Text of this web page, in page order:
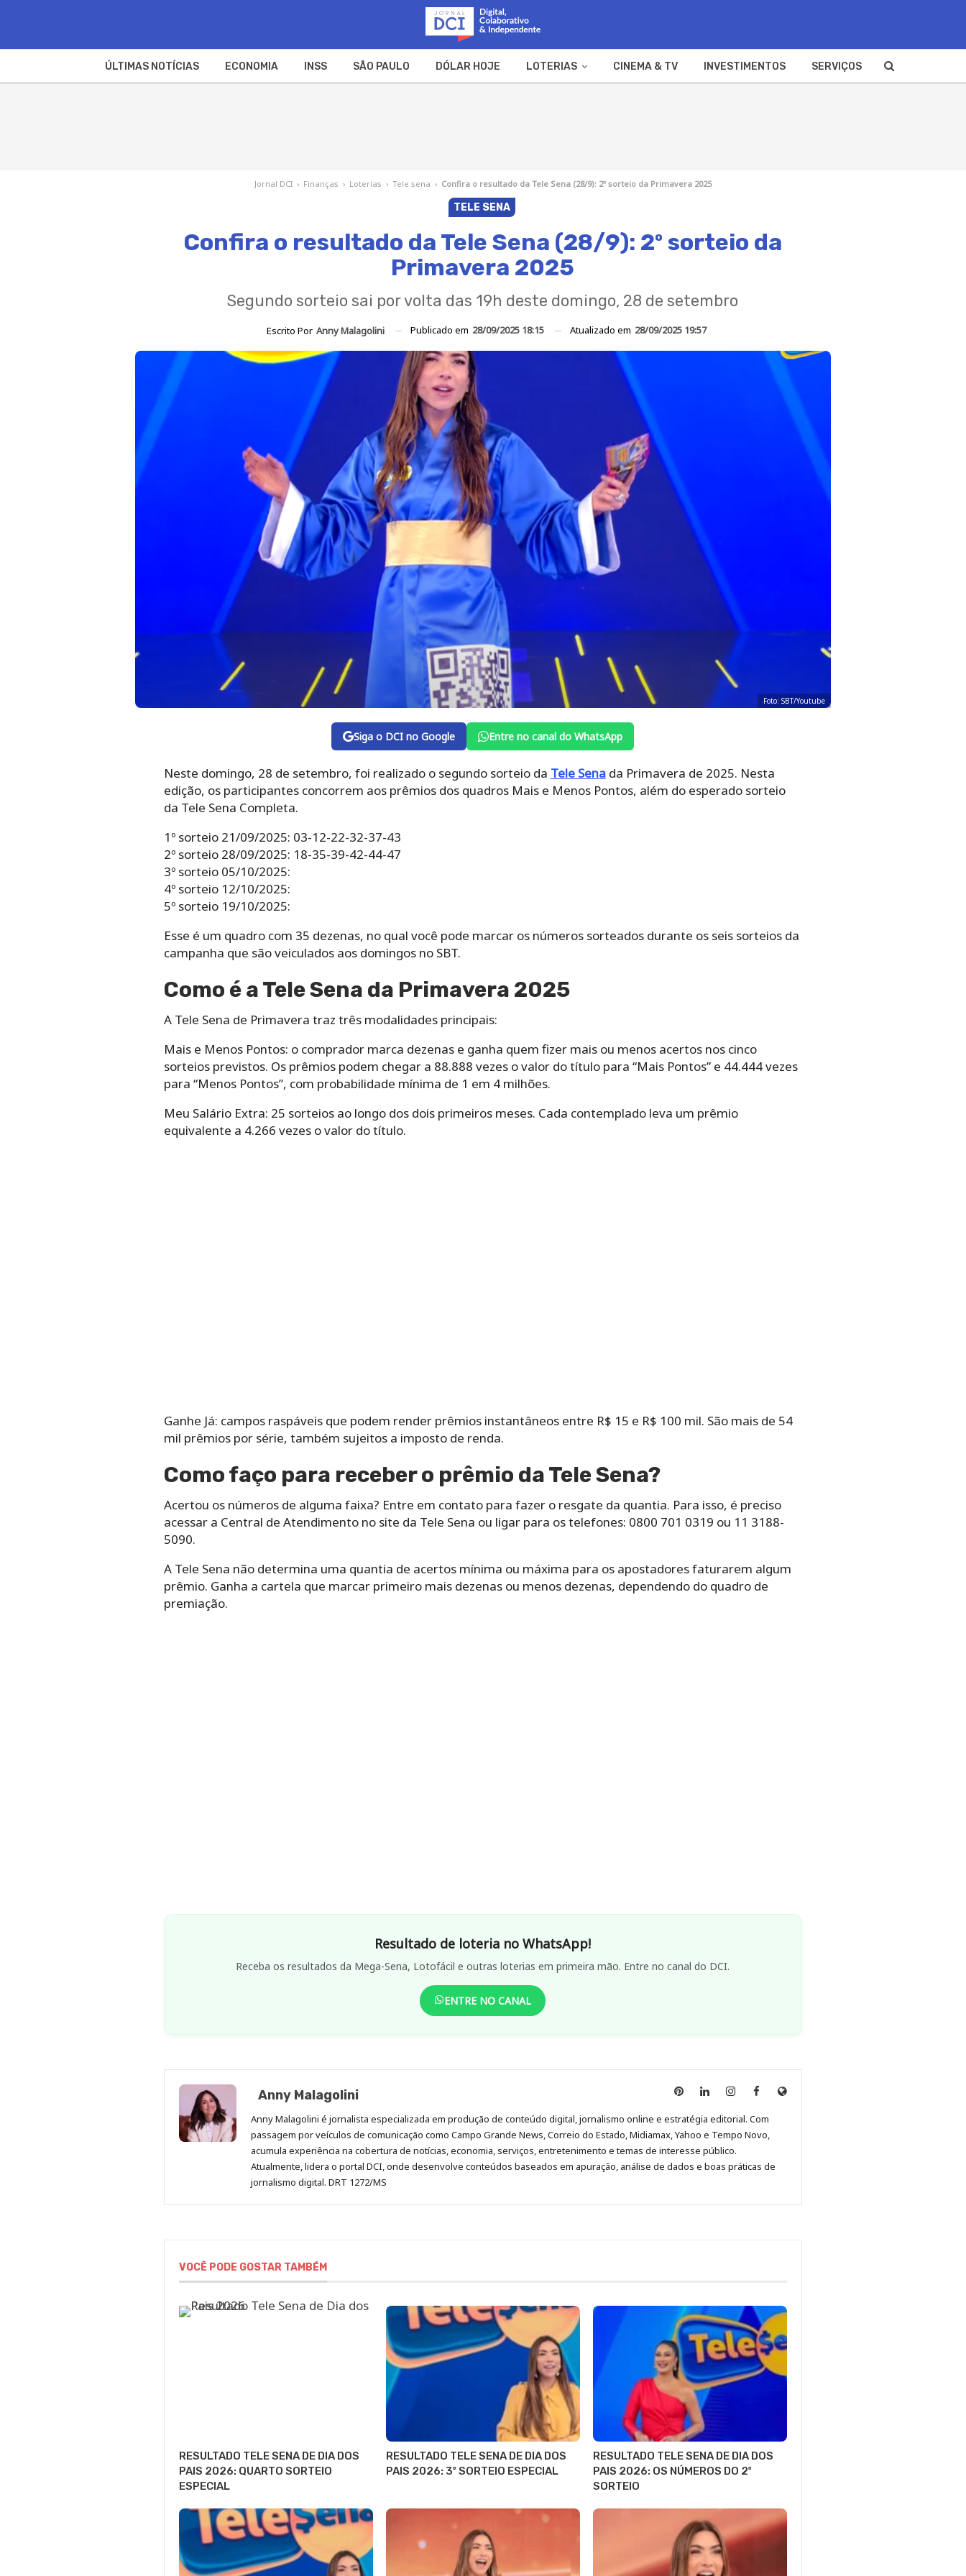
ÚLTIMAS NOTÍCIAS ECONOMIA INSS SÃO PAULO DÓLAR HOJE LOTERIAS CINEMA & TV INVESTIMENTOS SERVIÇOS
Jornal DCI › Finanças › Loterias › Tele sena › Confira o resultado da Tele Sena (28/9): 2º sorteio da Primavera 2025
TELE SENA
Confira o resultado da Tele Sena (28/9): 2º sorteio da
Primavera 2025
Segundo sorteio sai por volta das 19h deste domingo, 28 de setembro
Escrito Por Anny Malagolini Publicado em 28/09/2025 18:15 Atualizado em 28/09/2025 19:57
Foto: SBT/Youtube
Siga o DCI no Google Entre no canal do WhatsApp
Neste domingo, 28 de setembro, foi realizado o segundo sorteio da Tele Senada Primavera de 2025. Nesta
edição, os participantes concorrem aos prêmios dos quadros Mais e Menos Pontos, além do esperado sorteio
da Tele Sena Completa.
1º sorteio 21/09/2025: 03-12-22-32-37-43
2º sorteio 28/09/2025: 18-35-39-42-44-47
3º sorteio 05/10/2025:
4º sorteio 12/10/2025:
5º sorteio 19/10/2025:
Esse é um quadro com 35 dezenas, no qual você pode marcar os números sorteados durante os seis sorteios da
campanha que são veiculados aos domingos no SBT.
Como é a Tele Sena da Primavera 2025
A Tele Sena de Primavera traz três modalidades principais:
Mais e Menos Pontos: o comprador marca dezenas e ganha quem fizer mais ou menos acertos nos cinco
sorteios previstos. Os prêmios podem chegar a 88.888 vezes o valor do título para “Mais Pontos” e 44.444 vezes
para “Menos Pontos”, com probabilidade mínima de 1 em 4 milhões.
Meu Salário Extra: 25 sorteios ao longo dos dois primeiros meses. Cada contemplado leva um prêmio
equivalente a 4.266 vezes o valor do título.
Ganhe Já: campos raspáveis que podem render prêmios instantâneos entre R$ 15 e R$ 100 mil. São mais de 54
mil prêmios por série, também sujeitos a imposto de renda.
Como faço para receber o prêmio da Tele Sena?
Acertou os números de alguma faixa? Entre em contato para fazer o resgate da quantia. Para isso, é preciso
acessar a Central de Atendimento no site da Tele Sena ou ligar para os telefones: 0800 701 0319 ou 11 3188-
5090.
A Tele Sena não determina uma quantia de acertos mínima ou máxima para os apostadores faturarem algum
prêmio. Ganha a cartela que marcar primeiro mais dezenas ou menos dezenas, dependendo do quadro de
premiação.
Resultado de loteria no WhatsApp!
Receba os resultados da Mega-Sena, Lotofácil e outras loterias em primeira mão. Entre no canal do DCI.
ENTRE NO CANAL
Anny Malagolini
Anny
no
Pinterest
Anny
no
LinkedIn
Anny
no
Instagram
Anny
no
Facebook
Site
Anny Malagolini é jornalista especializada em produção de conteúdo digital, jornalismo online e estratégia editorial. Com
passagem por veículos de comunicação como Campo Grande News, Correio do Estado, Midiamax, Yahoo e Tempo Novo,
acumula experiência na cobertura de notícias, economia, serviços, entretenimento e temas de interesse público.
Atualmente, lidera o portal DCI, onde desenvolve conteúdos baseados em apuração, análise de dados e boas práticas de
jornalismo digital. DRT 1272/MS
VOCÊ PODE GOSTAR TAMBÉM
RESULTADO TELE SENA DE DIA DOS
PAIS 2026: QUARTO SORTEIO
ESPECIAL
RESULTADO TELE SENA DE DIA DOS
PAIS 2026: 3º SORTEIO ESPECIAL
RESULTADO TELE SENA DE DIA DOS
PAIS 2026: OS NÚMEROS DO 2º
SORTEIO